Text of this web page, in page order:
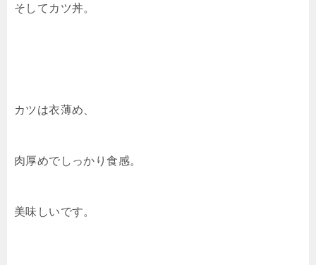
そしてカツ丼。
カツは衣薄め、
肉厚めでしっかり食感。
美味しいです。